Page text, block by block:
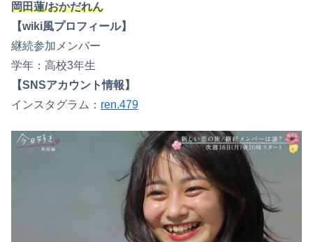
岡田蓮/おかだれん
【wiki風プロフィール】
継続参加メンバー
学年：高校3年生
【SNSアカウント情報】
インスタグラム： ren.479